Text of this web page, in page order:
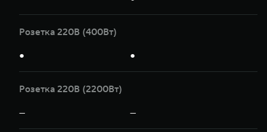
Розетка 220В (400Вт)
● ●
Розетка 220В (2200Вт)
— —